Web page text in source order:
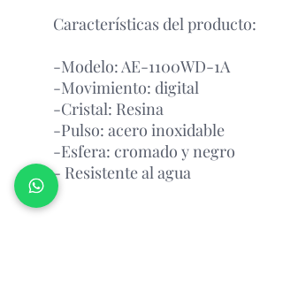
Características del producto:
-Modelo: AE-1100WD-1A
-Movimiento: digital
-Cristal: Resina
-Pulso: acero inoxidable
-Esfera: cromado y negro
- Resistente al agua